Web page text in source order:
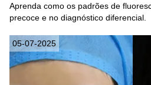
Aprenda como os padrões de
precoce e no diagnóstico diferencial.
05-07-2025